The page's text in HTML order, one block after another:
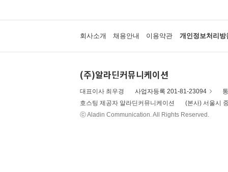
회사소개 채용안내 이용약관 개인정보처리방
(주)알라딘커뮤니케이션
대표이사 최우경 사업자등록 201-81-23094
호스팅 제공자 알라딘커뮤니케이션
(본사) 서울시
ⓒ Aladin Communication. All Rights Reserved.